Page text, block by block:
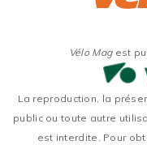
Vélo Magest
La reproduction, la
public ou toute autre
est interdite. Pour